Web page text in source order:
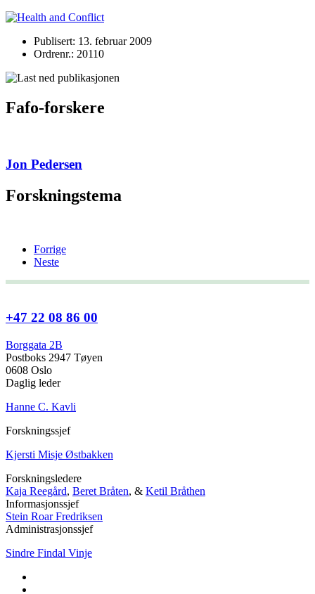
Publisert: 13. februar 2009
Ordrenr.: 20110
Fafo-forskere
Jon Pedersen
Forskningstema
Forrige
Neste
+47 22 08 86 00
Borggata 2B
Postboks 2947 Tøyen
0608 Oslo
Daglig leder
Hanne C. Kavli
Forskningssjef
Kjersti Misje Østbakken
Forskningsledere
Kaja Reegård, Beret Bråten, & Ketil Bråthen
Informasjonssjef
Stein Roar Fredriksen
Administrasjonssjef
Sindre Findal Vinje